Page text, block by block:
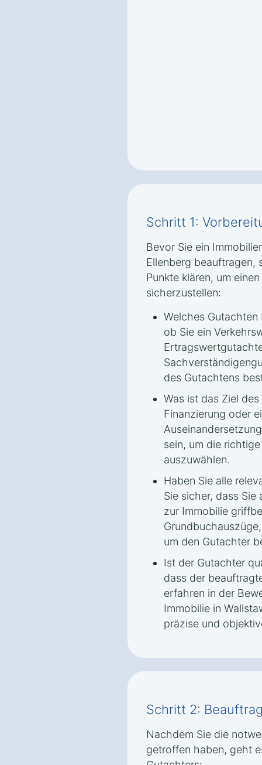
Schritt 1:
Bevor Sie ein
Ellenberg beauftragen,
Punkte klären, um
sicherzustellen:
Welches Gutachten
ob Sie ein
des Gutachtens
Was ist das Ziel
Finanzierung oder
sein, um die
auszuwählen.
Haben Sie alle
Sie sicher, dass
zur Immobilie
um den Gutachter
Ist der Gutachter
dass der
erfahren in der
Immobilie in
präzise und
Schritt 2:
Nachdem Sie die
getroffen haben, geht